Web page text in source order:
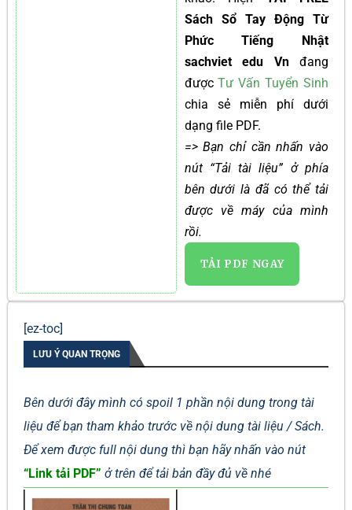
Sách Sổ Tay Động Từ
Phức Tiếng Nhật
sachviet edu Vn đang
đượcTư Vấn Tuyển Sinh
chia sẻ miễn phí dưới
dạng file PDF.
=> Bạn chỉ cần nhấn vào
nút “Tải tài liệu” ở phía
bên dưới là đã có thể tải
được về máy của mình
rồi.
TẢI PDF NGAY
[ez-toc]
LƯU Ý QUAN TRỌNG
Bên dưới đây mình có spoil 1 phần nội dung trong tài
liệu để bạn tham khảo trước về nội dung tài liệu / Sách.
Để xem được full nội dung thì bạn hãy nhấn vào nút
“Link tải PDF” ở trên để tải bản đầy đủ về nhé